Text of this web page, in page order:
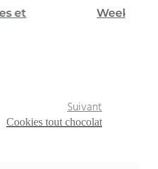
avec Papillon
Suivant
Cookies tout chocolat